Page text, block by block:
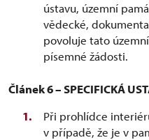
ústavu, územní
vědecké,
povoluje tato
písemné žádosti.
Článek 6 – SPECIFICKÁ
Při prohlídce
v případě, že je v